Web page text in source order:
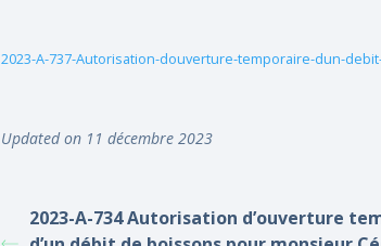
2023-A-737-Autorisation-douverture-temporaire-dun-
Updated on 11 décembre 2023
2023-A-734 Autorisation d’ouverture